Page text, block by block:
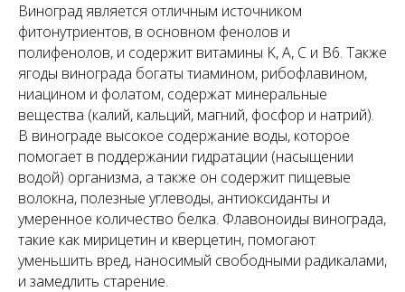
Виноград является отличным источником
фитонутриентов, в основном фенолов и
полифенолов, и содержит витамины K, A, C и B6. Также
ягоды винограда богаты тиамином, рибофлавином,
ниацином и фолатом, содержат минеральные
вещества (калий, кальций, магний, фосфор и натрий).
В винограде высокое содержание воды, которое
помогает в поддержании гидратации (насыщении
водой) организма, а также он содержит пищевые
волокна, полезные углеводы, антиоксиданты и
умеренное количество белка. Флавоноиды винограда,
такие как мирицетин и кверцетин, помогают
уменьшить вред, наносимый свободными радикалами,
и замедлить старение.